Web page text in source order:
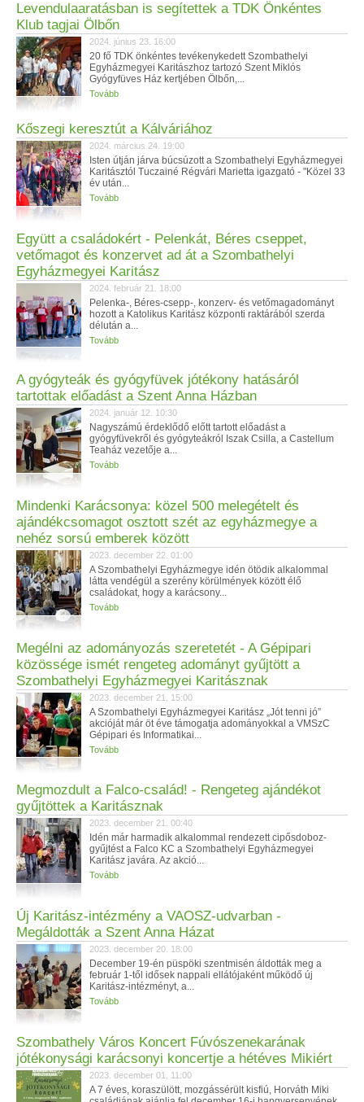
Levendulaaratásban is segítettek a TDK Önkéntes
Klub tagjai Ölbőn
2024. június 23. 16:00
20 fő TDK önkéntes tevékenykedett Szombathelyi
Egyházmegyei Karitászhoz tartozó Szent Miklós
Gyógyfüves Ház kertjében Ölbőn,...
Tovább
Kőszegi keresztút a Kálváriához
2024. március 24. 19:00
Isten útján járva búcsúzott a Szombathelyi Egyházmegyei
Karitásztól Tuczainé Régvári Marietta igazgató - "Közel 33
év után...
Tovább
Együtt a családokért - Pelenkát, Béres cseppet,
vetőmagot és konzervet ad át a Szombathelyi
Egyházmegyei Karitász
2024. február 21. 18:00
Pelenka-, Béres-csepp-, konzerv- és vetőmagadományt
hozott a Katolikus Karitász központi raktárából szerda
délután a...
Tovább
A gyógyteák és gyógyfüvek jótékony hatásáról
tartottak előadást a Szent Anna Házban
2024. január 12. 10:30
Nagyszámú érdeklődő előtt tartott előadást a
gyógyfüvekről és gyógyteákról Iszak Csilla, a Castellum
Teaház vezetője a...
Tovább
Mindenki Karácsonya: közel 500 melegételt és
ajándékcsomagot osztott szét az egyházmegye a
nehéz sorsú emberek között
2023. december 22. 01:00
A Szombathelyi Egyházmegye idén ötödik alkalommal
látta vendégül a szerény körülmények között élő
családokat, hogy a karácsony...
Tovább
Megélni az adományozás szeretetét - A Gépipari
közössége ismét rengeteg adományt gyűjtött a
Szombathelyi Egyházmegyei Karitásznak
2023. december 21. 15:00
A Szombathelyi Egyházmegyei Karitász „Jót tenni jó”
akcióját már öt éve támogatja adományokkal a VMSzC
Gépipari és Informatikai...
Tovább
Megmozdult a Falco-család! - Rengeteg ajándékot
gyűjtöttek a Karitásznak
2023. december 21. 00:40
Idén már harmadik alkalommal rendezett cipősdoboz-
gyűjtést a Falco KC a Szombathelyi Egyházmegyei
Karitász javára. Az akció...
Tovább
Új Karitász-intézmény a VAOSZ-udvarban -
Megáldották a Szent Anna Házat
2023. december 20. 18:00
December 19-én püspöki szentmisén áldották meg a
február 1-től idősek nappali ellátójaként működő új
Karitász-intézményt, a...
Tovább
Szombathely Város Koncert Fúvószenekarának
jótékonysági karácsonyi koncertje a hétéves Mikiért
2023. december 01. 11:00
A 7 éves, koraszülött, mozgássérült kisfiú, Horváth Miki